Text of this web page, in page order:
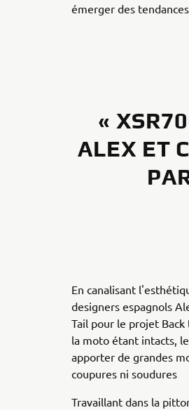
émerger des
«
ALEX ET
En canalisant
designers espagnols
Tail pour le projet
la moto étant intacts,
apporter de grandes
coupures ni soudures
Travaillant dans la